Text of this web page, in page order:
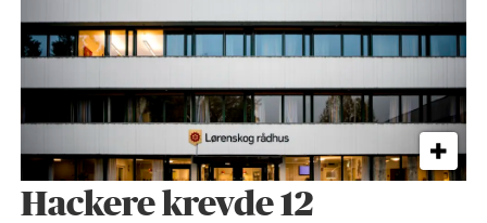
Hackere krevde 12